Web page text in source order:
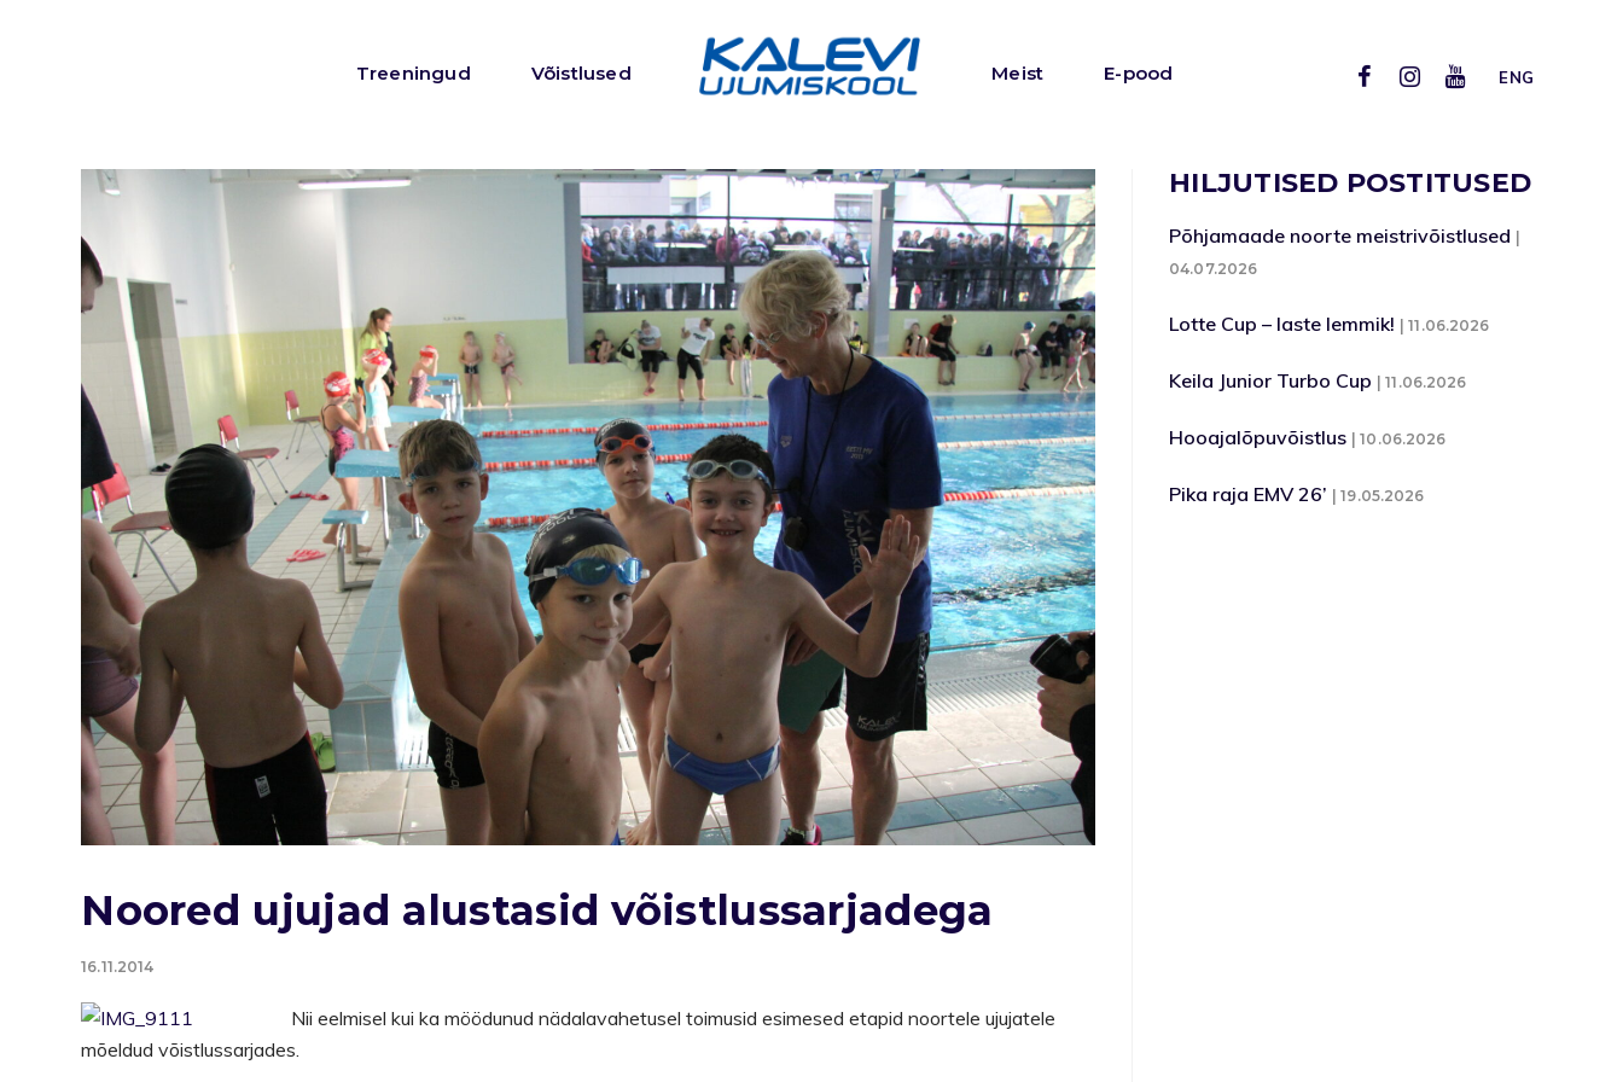
ENG
Treeningud Võistlused Meist E-pood
Noored ujujad alustasid võistlussarjadega
16.11.2014
Nii eelmisel kui ka möödunud nädalavahetusel toimusid esimesed etapid noortele ujujatele
mõeldud võistlussarjades.
HILJUTISED POSTITUSED
Põhjamaade noorte meistrivõistlused
04.07.2026
Lotte Cup – laste lemmik! 11.06.2026
Keila Junior Turbo Cup 11.06.2026
Hooajalõpuvõistlus 10.06.2026
Pika raja EMV 26’ 19.05.2026